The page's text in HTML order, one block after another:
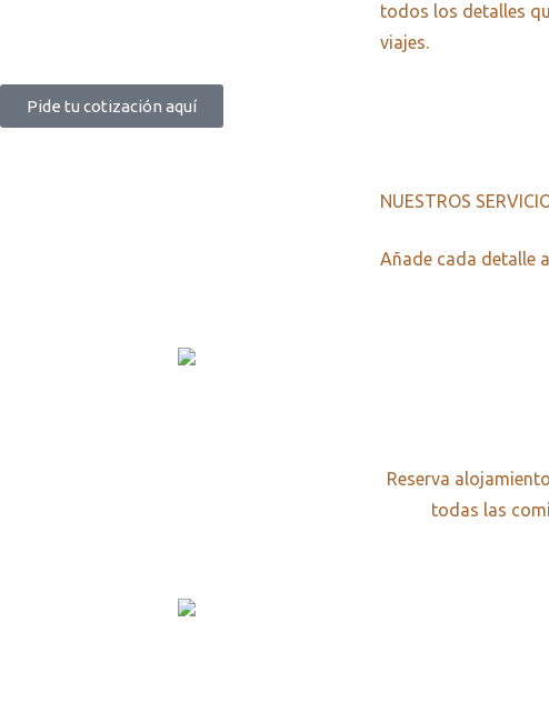
todos los detalles
viajes.
Pide tu cotización aquí
NUESTROS
Añade cada detalle
Reserva
todas las